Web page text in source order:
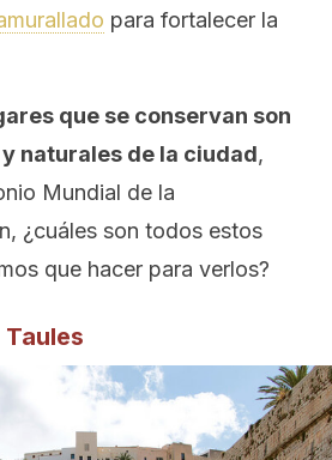
para fortalecer la
que se conservan son
naturales de la ciudad,
Mundial de la
¿cuáles son todos estos
que hacer para verlos?
Taules